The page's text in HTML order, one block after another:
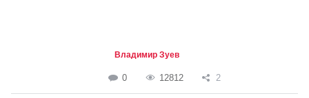
Владимир Зуев
0 12812 2